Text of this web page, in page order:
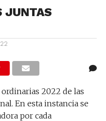
JUNTAS
2022 de las
En esta instancia se
por cada